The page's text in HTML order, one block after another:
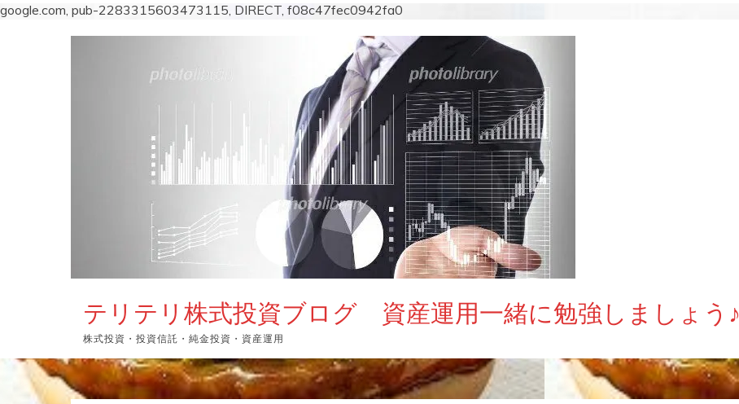
google.com, pub-2283315603473115, DIRECT, f08c47fec0942fa0
テリテリ株式投資ブログ 資産運用一緒に勉強しましょう♪
株式投資・投資信託・純金投資・資産運用